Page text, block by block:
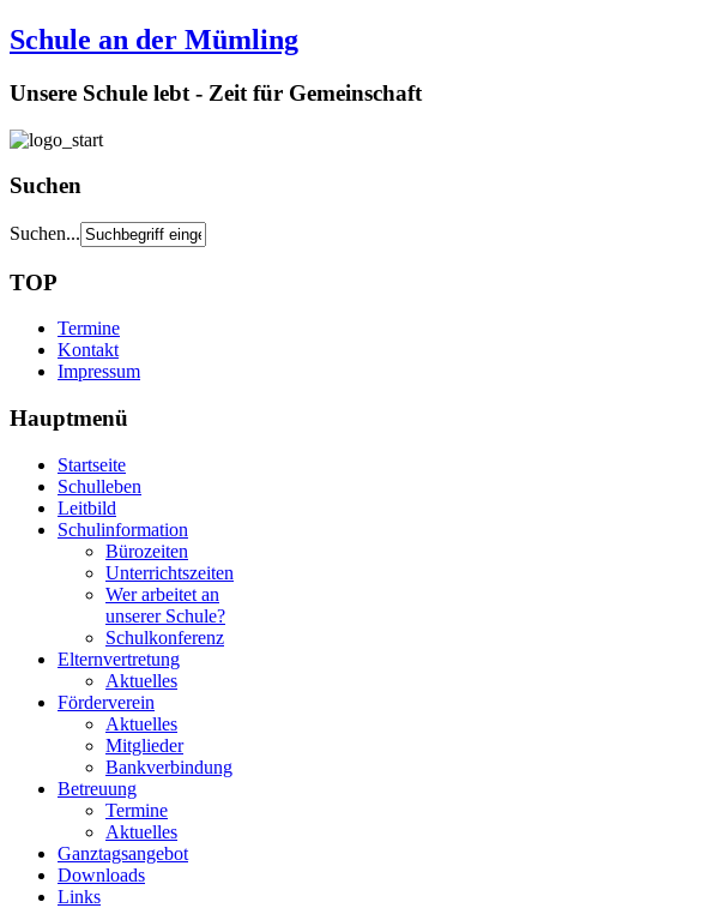
Schule an der Mümling
Unsere Schule lebt - Zeit für Gemeinschaft
Suchen
Suchen...
TOP
Termine
Kontakt
Impressum
Hauptmenü
Startseite
Schulleben
Leitbild
Schulinformation
Bürozeiten
Unterrichtszeiten
Wer arbeitet an
unserer Schule?
Schulkonferenz
Elternvertretung
Aktuelles
Förderverein
Aktuelles
Mitglieder
Bankverbindung
Betreuung
Termine
Aktuelles
Ganztagsangebot
Downloads
Links